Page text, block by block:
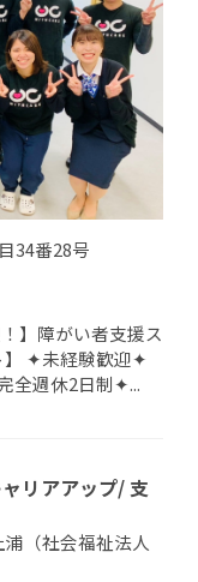
34番28号
】障がい者支援ス
】 ✦未経験歓迎✦
全週休2日制✦...
リアアップ/ 支
（社会福祉法人